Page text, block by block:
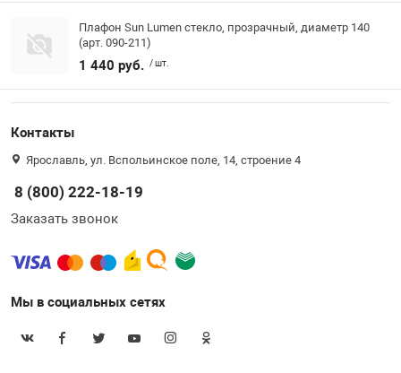
Плафон Sun Lumen стекло, прозрачный, диаметр 140
(арт. 090-211)
1 440 руб. / шт.
Контакты
Ярославль, ул. Вспольинское поле, 14, строение 4
8 (800) 222-18-19
Заказать звонок
Мы в социальных сетях